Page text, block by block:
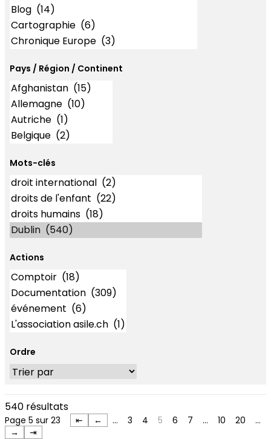
Pays / Région / Continent
Mots-clés
Mots-clés
Actions
Actions
Ordre
540 résultats
Page 5 sur 23 ⇤ ← … 3 4 5 6 7 … 10 20
…
→
⇥